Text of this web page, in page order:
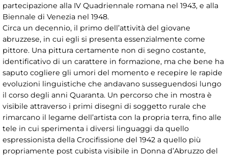
partecipazione alla IV Quadriennale romana nel 1943, e alla
Biennale di Venezia nel 1948.
Circa un decennio, il primo dell’attività del giovane
abruzzese, in cui egli si presenta essenzialmente come
pittore. Una pittura certamente non di segno costante,
identificativo di un carattere in formazione, ma che bene ha
saputo cogliere gli umori del momento e recepire le rapide
evoluzioni linguistiche che andavano susseguendosi lungo
il corso degli anni Quaranta. Un percorso che in mostra è
visibile attraverso i primi disegni di soggetto rurale che
rimarcano il legame dell’artista con la propria terra, fino alle
tele in cui sperimenta i diversi linguaggi da quello
espressionista della Crocifissione del 1942 a quello più
propriamente post cubista visibile in Donna d’Abruzzo del